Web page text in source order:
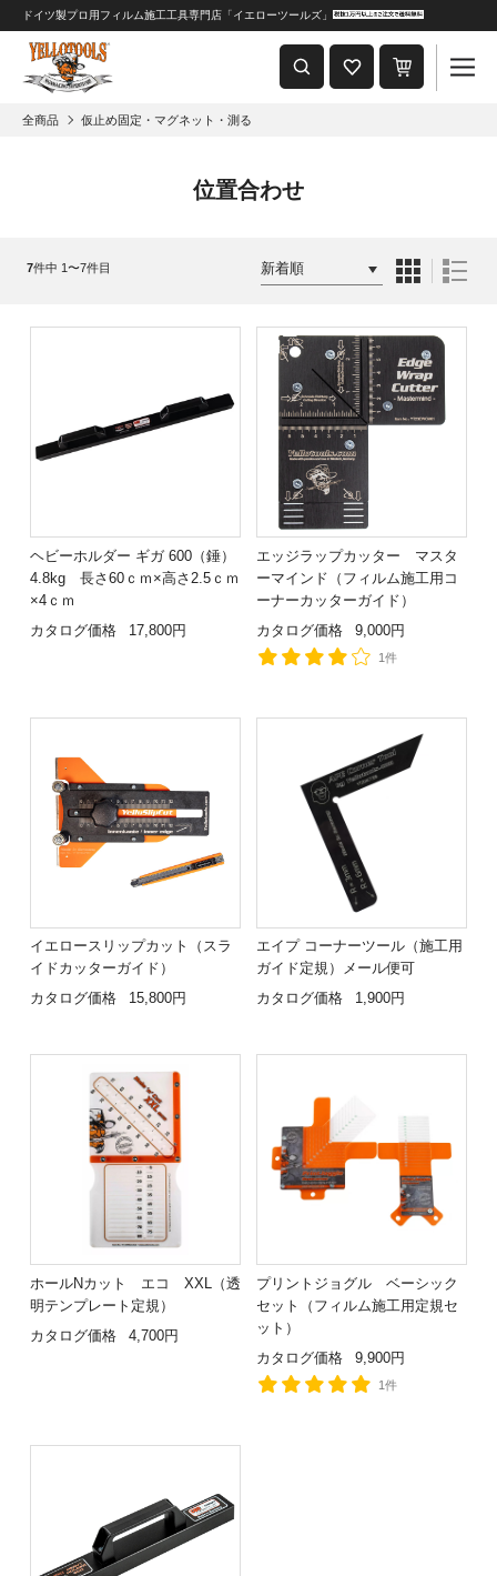
重要なおしらせ
2024年8月1日 価格改定につきまして
ドイツ製プロ用フィルム施工工具専門店「イエローツールズ」
全商品 仮止め固定・マグネット・測る
位置合わせ
7件中 1〜7件目
ヘビーホルダー ギガ 600（錘）
4.8kg 長さ60ｃｍ×高さ2.5ｃｍ
×4ｃｍ
カタログ価格
17,800円
エッジラップカッター マスタ
ーマインド（フィルム施工用コ
ーナーカッターガイド）
カタログ価格
9,000円
1件
イエロースリップカット（スラ
イドカッターガイド）
カタログ価格
15,800円
エイプ コーナーツール（施工用
ガイド定規）メール便可
カタログ価格
1,900円
ホールNカット エコ XXL（透
明テンプレート定規）
カタログ価格
4,700円
プリントジョグル ベーシック
セット（フィルム施工用定規セ
ット）
カタログ価格
9,900円
1件